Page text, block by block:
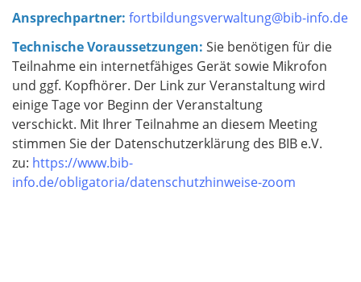
Ansprechpartner: fortbildungsverwaltung@bib-info.de
Technische Voraussetzungen: Sie benötigen für die
Teilnahme ein internetfähiges Gerät sowie Mikrofon
und ggf. Kopfhörer. Der Link zur Veranstaltung wird
einige Tage vor Beginn der Veranstaltung
verschickt. Mit Ihrer Teilnahme an diesem Meeting
stimmen Sie der Datenschutzerklärung des BIB e.V.
zu: https://www.bib-
info.de/obligatoria/datenschutzhinweise-zoom